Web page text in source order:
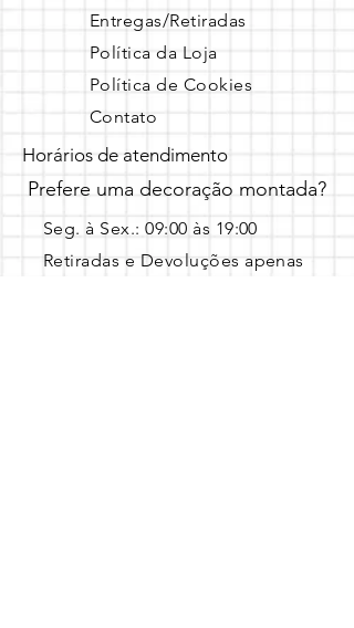
Entregas/Retiradas
Política da Loja
Política de Cookies
Contato
Horários de atendimento
Prefere uma decoração montada?
Seg. à Sex.: 09:00 às 19:00 ​
Retiradas e Devoluções apenas